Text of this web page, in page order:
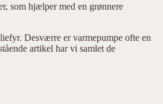
som hjælper med en grønnere
Desværre er varmepumpe ofte en
artikel har vi samlet de